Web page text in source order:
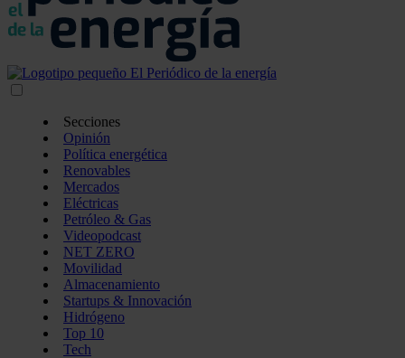
Secciones
Opinión
Política energética
Renovables
Mercados
Eléctricas
Petróleo & Gas
Videopodcast
NET ZERO
Movilidad
Almacenamiento
Startups & Innovación
Hidrógeno
Top 10
Tech